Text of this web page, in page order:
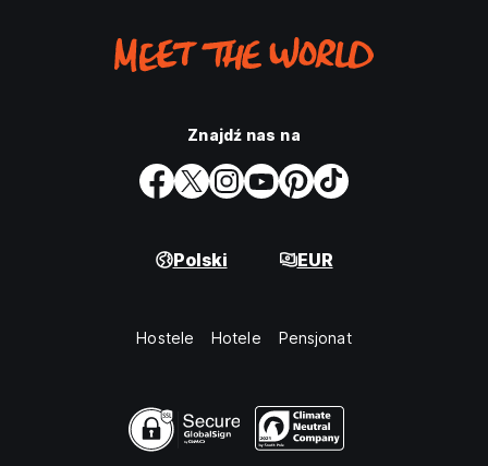
Znajdź nas na
Polski EUR
Hostele Hotele Pensjonat